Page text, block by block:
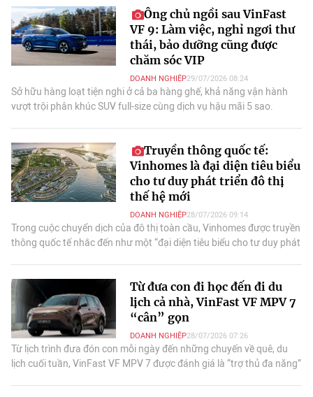
Ông chủ ngồi sau VinFast
VF 9: Làm việc, nghỉ ngơi thư
thái, bảo dưỡng cũng được
chăm sóc VIP
DOANH NGHIỆP29/07/2026 08:24
Sở hữu hàng loạt tiện nghi ở cả ba hàng ghế, khả năng vận hành
vượt trội phân khúc SUV full-size cùng dịch vụ hậu mãi 5 sao.
Truyền thông quốc tế:
Vinhomes là đại diện tiêu biểu
cho tư duy phát triển đô thị
thế hệ mới
DOANH NGHIỆP28/07/2026 09:14
Trong cuộc chuyển dịch của đô thị toàn cầu, Vinhomes được truyền
thông quốc tế nhắc đến như một “đại diện tiêu biểu cho tư duy phát
Từ đưa con đi học đến đi du
lịch cả nhà, VinFast VF MPV 7
“cân” gọn
DOANH NGHIỆP28/07/2026 07:26
Từ lịch trình đưa đón con mỗi ngày đến những chuyến về quê, du
lịch cuối tuần, VinFast VF MPV 7 được đánh giá là “trợ thủ đa năng”